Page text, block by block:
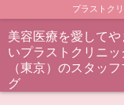
プラストク
美容医療を愛してや
いプラストクリニッ
（東京）のスタッフ
グ